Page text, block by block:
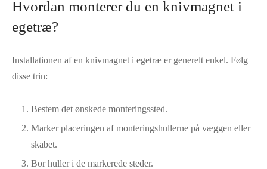
Hvordan monterer du en knivmagnet i
egetræ?
Installationen af en knivmagnet i egetræ er generelt enkel. Følg
disse trin:
Bestem det ønskede monteringssted.
Marker placeringen af ​​monteringshullerne på væggen eller
skabet.
Bor huller i de markerede steder.